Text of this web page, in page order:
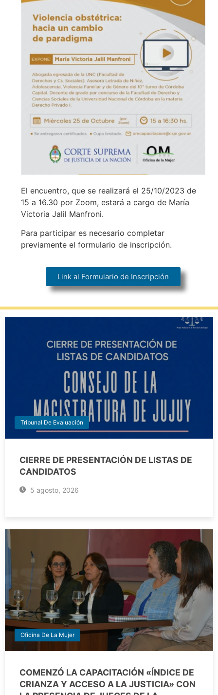
El encuentro, que se realizará el 25/10/2023 de
15 a 16.30 por Zoom, estará a cargo de María
Victoria Jalil Manfroni.
Para participar es necesario completar
previamente el formulario de inscripción.
Link al Formulario de Inscripción
Tribunal De Evaluación
CIERRE DE PRESENTACIÓN DE LISTAS DE
CANDIDATOS
5 agosto, 2026
Oficina De La Mujer
COMENZÓ LA CAPACITACIÓN «ÍNDICE DE
CRIANZA Y ACCESO A LA JUSTICIA» CON